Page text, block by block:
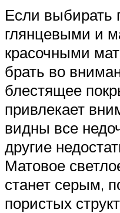
Если выбирать
глянцевыми и
красочными
брать во
блестящее
привлекает
видны все
другие
Матовое
станет серым,
пористых